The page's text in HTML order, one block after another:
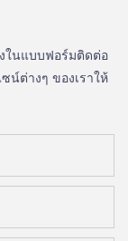
ในแบบฟอร์มติดต่อ
น์ต่างๆ ของเราให้